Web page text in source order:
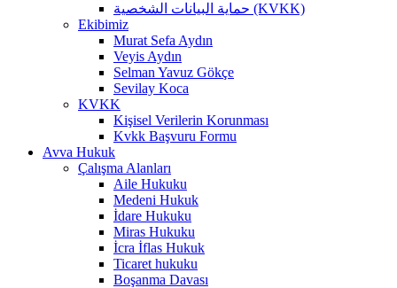
حماية البيانات الشخصية (KVKK)
Ekibimiz
Murat Sefa Aydın
Veyis Aydın
Selman Yavuz Gökçe
Sevilay Koca
KVKK
Kişisel Verilerin Korunması
Kvkk Başvuru Formu
Avva Hukuk
Çalışma Alanları
Aile Hukuku
Medeni Hukuk
İdare Hukuku
Miras Hukuku
İcra İflas Hukuk
Ticaret hukuku
Boşanma Davası